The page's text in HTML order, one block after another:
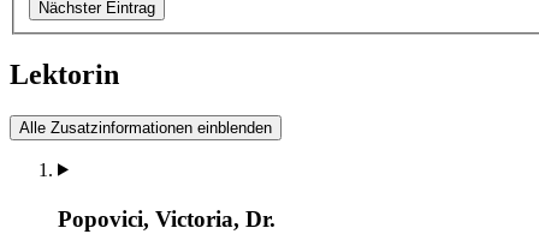
Nächster Eintrag
Lektorin
Alle Zusatzinformationen einblenden
Popovici, Victoria, Dr.